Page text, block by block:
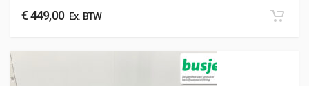
€449,00Ex. BTW